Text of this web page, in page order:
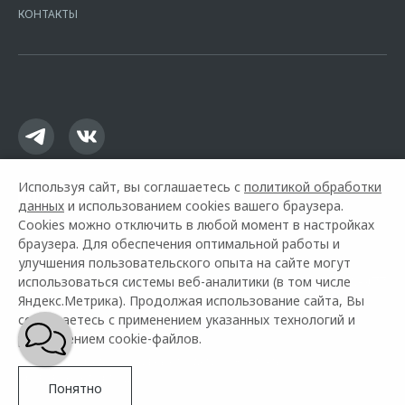
16.01.2015. Предложение ограничено и не является публичной
КОНТАКТЫ
Горячая линия OMODA: +7 (499) 70-70-977
© 2026 Авангард Моторс
Модельный ряд
Используя сайт, вы соглашаетесь с политикой обработки
данных и использованием cookies вашего браузера.
Cookies можно отключить в любой момент в настройках
браузера. Для обеспечения оптимальной работы и
улучшения пользовательского опыта на сайте могут
использоваться системы веб-аналитики (в том числе
Яндекс.Метрика). Продолжая использование сайта, Вы
соглашаетесь с применением указанных технологий и
размещением cookie-файлов.
Понятно